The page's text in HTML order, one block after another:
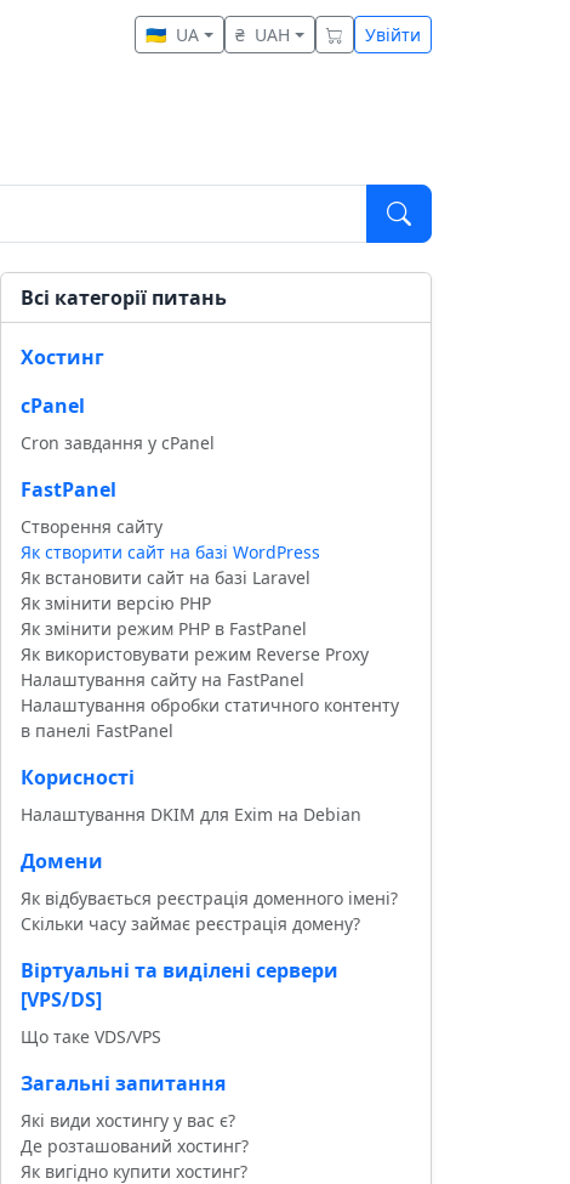
🇺🇦 UA ₴ UAH Увійти
Всі категорії питань
Хостинг
cPanel
Cron завдання у cPanel
FastPanel
Створення сайту
Як створити сайт на базі WordPress
Як встановити сайт на базі Laravel
Як змінити версію PHP
Як змінити режим PHP в FastPanel
Як використовувати режим Reverse Proxy
Налаштування сайту на FastPanel
Налаштування обробки статичного контенту
в панелі FastPanel
Корисності
Налаштування DKIM для Exim на Debian
Домени
Як відбувається реєстрація доменного імені?
Скільки часу займає реєстрація домену?
Віртуальні та виділені сервери
[VPS/DS]
Що таке VDS/VPS
Загальні запитання
Які види хостингу у вас є?
Де розташований хостинг?
Як вигідно купити хостинг?